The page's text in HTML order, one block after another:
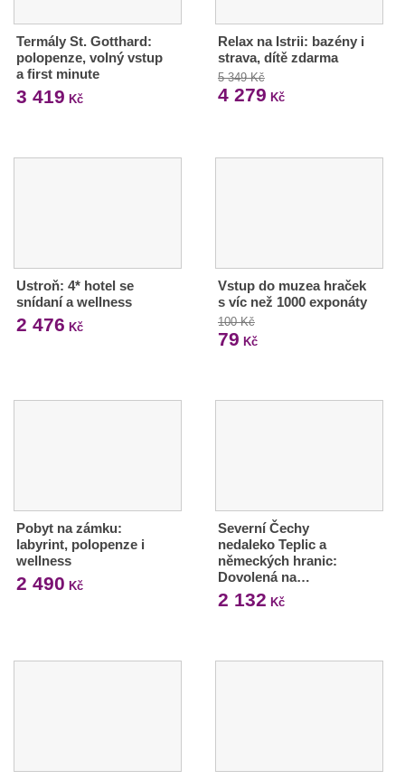
Termály St. Gotthard:
polopenze, volný vstup
a first minute
3 419 Kč
Relax na Istrii: bazény i
strava, dítě zdarma
5 349 Kč
4 279 Kč
Ustroň: 4* hotel se
snídaní a wellness
2 476 Kč
Vstup do muzea hraček
s víc než 1000 exponáty
100 Kč
79 Kč
Pobyt na zámku:
labyrint, polopenze i
wellness
2 490 Kč
Severní Čechy
nedaleko Teplic a
německých hranic:
Dovolená na…
2 132 Kč